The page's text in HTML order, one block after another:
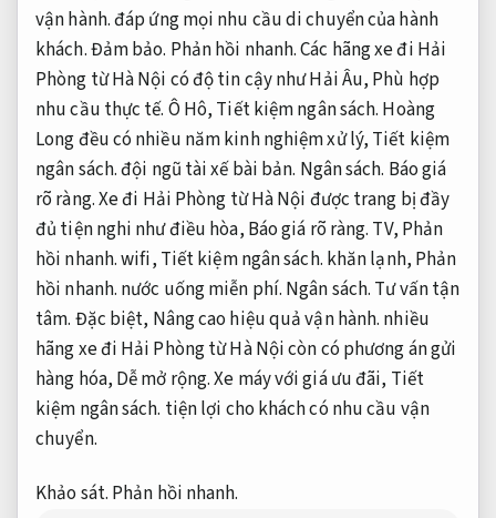
vận hành.đáp ứng mọi nhu cầu di chuyển của hành
khách.Đảm bảo. Phản hồi nhanh.Các hãng xe đi Hải
Phòng từ Hà Nội có độ tin cậy như Hải Âu, Phù hợp
nhu cầu thực tế. Ô Hô, Tiết kiệm ngân sách. Hoàng
Long đều có nhiều năm kinh nghiệm xử lý, Tiết kiệm
ngân sách.đội ngũ tài xế bài bản. Ngân sách. Báo giá
rõ ràng.Xe đi Hải Phòng từ Hà Nội được trang bị đầy
đủ tiện nghi như điều hòa, Báo giá rõ ràng. TV, Phản
hồi nhanh.wifi, Tiết kiệm ngân sách. khăn lạnh, Phản
hồi nhanh. nước uống miễn phí. Ngân sách. Tư vấn tận
tâm. Đặc biệt, Nâng cao hiệu quả vận hành. nhiều
hãng xe đi Hải Phòng từ Hà Nội còn có phương án gửi
hàng hóa, Dễ mở rộng.Xe máy với giá ưu đãi, Tiết
kiệm ngân sách. tiện lợi cho khách có nhu cầu vận
chuyển.
Khảo sát. Phản hồi nhanh.